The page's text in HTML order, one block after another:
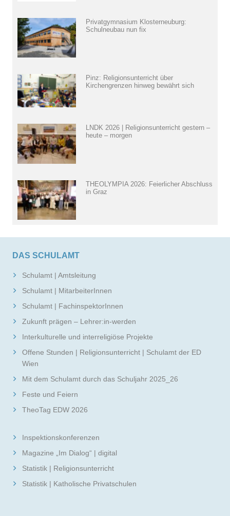
Privatgymnasium Klosterneuburg:
Schulneubau nun fix
Pinz: Religionsunterricht über
Kirchengrenzen hinweg bewährt sich
LNDK 2026 | Religionsunterricht gestern –
heute – morgen
THEOLYMPIA 2026: Feierlicher Abschluss
in Graz
DAS SCHULAMT
Schulamt | Amtsleitung
Schulamt | MitarbeiterInnen
Schulamt | FachinspektorInnen
Zukunft prägen – Lehrer:in-werden
Interkulturelle und interreligiöse Projekte
Offene Stunden | Religionsunterricht | Schulamt der ED
Wien
Mit dem Schulamt durch das Schuljahr 2025_26
Feste und Feiern
TheoTag EDW 2026
Inspektionskonferenzen
Magazine „Im Dialog“ | digital
Statistik | Religionsunterricht
Statistik | Katholische Privatschulen